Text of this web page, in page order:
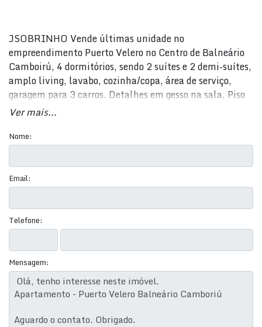
JSOBRINHO Vende últimas unidade no
empreendimento Puerto Velero no Centro de Balneário
Camboirú, 4 dormitórios, sendo 2 suítes e 2 demi-suítes,
amplo living, lavabo, cozinha/copa, área de serviço,
garagem para 3 carros. Detalhes em gesso na sala, Piso
Porcelanato 80 x 80cm, Infraestrutura para ar-
Infraestrutura para aspiração central e pré automação.
Atenuantes acústicos no piso e rodapés , Medidores de
Água, gás e energia individuais, Persianas rolantes nos
dormitórios. Condomínio com Área de Lazer Piscina com
deck ao ar livre, Salão de festas, Espaço gourmet, Home
cinema, Fitness, Sauna, Sala de jogos, Brinquedoteca,
Playground, Reaproveitamento de águas pluviais,
Ambientes da área de lazer entregues decorados e
mobiliados. Agende sua visita HOJE MESMO!!! (47)
99711-3000 - WhatsApp *Unidade semi-mobiliada,
fotos meramente ilustrativas, servindo como sugestão
de decoração. Condição exclusiva de pagamento: 50%
negociar conosco!!!
Ver mais...
Nome:
Email:
Telefone:
Mensagem: